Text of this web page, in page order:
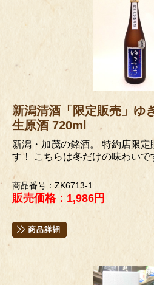
新潟清酒「限定販売」ゆ
生原酒 720ml
新潟・加茂の銘酒。 特約店限
す！ こちらは冬だけの味わいで
商品番号：ZK6713-1
販売価格：1,986円